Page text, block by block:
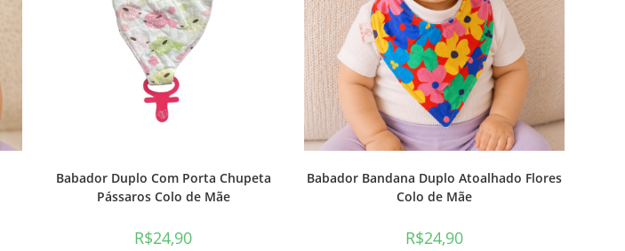
Babador Duplo Com Porta Chupeta
Pássaros Colo de Mãe
R$24,90
Babador Bandana Duplo Atoalhado Flores
Colo de Mãe
R$24,90